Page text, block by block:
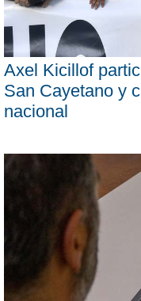
Axel Kicillof
San Cayetano y
nacional